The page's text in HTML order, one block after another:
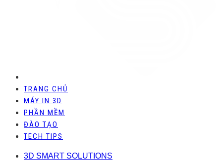
TRANG CHỦ
MÁY IN 3D
PHẦN MỀM
ĐÀO TẠO
TECH TIPS
3D SMART SOLUTIONS